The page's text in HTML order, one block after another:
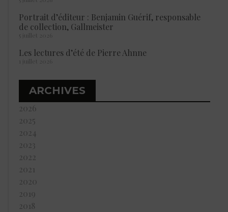
Portrait d’éditeur : Benjamin Guérif, responsable
de collection, Gallmeister
5 juillet 2026
Les lectures d’été de Pierre Ahnne
1 juillet 2026
ARCHIVES
2026
2025
2024
2023
2022
2021
2020
2019
2018